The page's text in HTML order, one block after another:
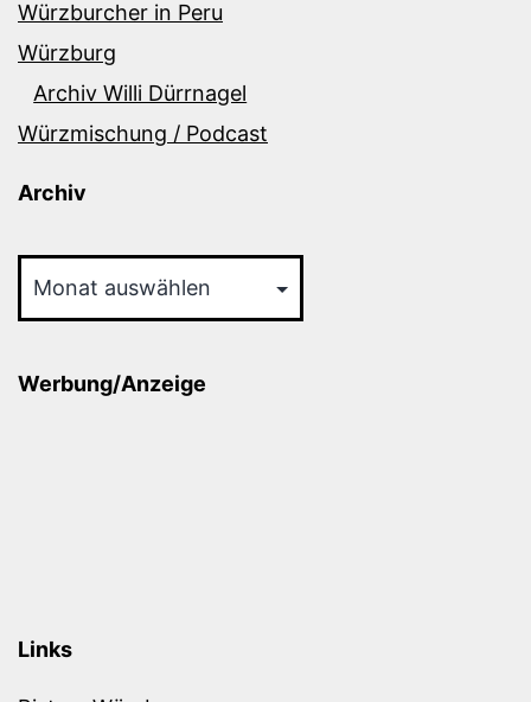
Würzburcher in Peru
Würzburg
Archiv Willi Dürrnagel
Würzmischung / Podcast
Archiv
Werbung/Anzeige
Links